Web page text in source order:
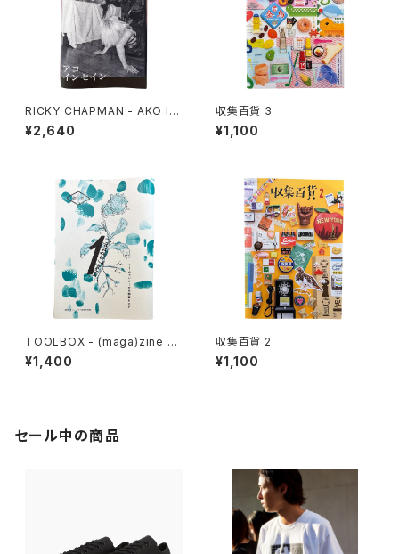
RICKY CHAPMAN - AKO IN
SEIN
¥2,640
収集百貨 3
¥1,100
TOOLBOX - (maga)zine 雑
想 DIY実践思想録 1
¥1,400
収集百貨 2
¥1,100
セール中の商品